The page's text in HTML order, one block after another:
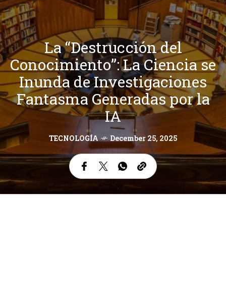
La “Destrucción del
Conocimiento”: La Ciencia se
Inunda de Investigaciones
Fantasma Generadas por la
IA
TECNOLOGÍA December 25, 2025